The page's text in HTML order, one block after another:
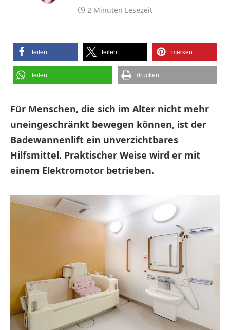
2 Minuten Lesezeit
teilen teilen merken
teilen drucken
Für Menschen, die sich im Alter nicht mehr
uneingeschränkt bewegen können, ist der
Badewannenlift ein unverzichtbares
Hilfsmittel. Praktischer Weise wird er mit
einem Elektromotor betrieben.